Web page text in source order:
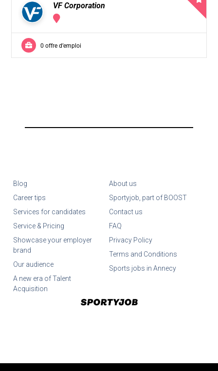
VF Corporation
0 offre d’emploi
Blog
Career tips
Services for candidates
Service & Pricing
Showcase your employer
brand
Our audience
A new era of Talent
Acquisition
About us
Sportyjob, part of BOOST
Contact us
FAQ
Privacy Policy
Terms and Conditions
Sports jobs in Annecy